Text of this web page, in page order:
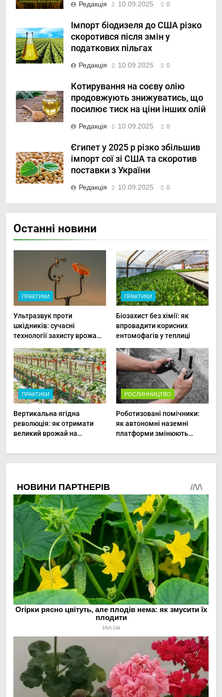
Редакція 10.09.2025 0
Імпорт біодизеля до США різко
скоротився після змін у
податкових пільгах
Редакція 10.09.2025 0
Котирування на соєву олію
продовжують знижуватись, що
посилює тиск на ціни інших олій
Редакція 10.09.2025 0
Єгипет у 2025 р різко збільшив
імпорт сої зі США та скоротив
поставки з України
Редакція 10.09.2025 0
Останні новини
ПРАКТИКИ
Ультразвук проти
шкідників: сучасні
технології захисту врожаю
ПРАКТИКИ
Біозахист без хімії: як
впровадити корисних
ентомофагів у теплиці
ПРАКТИКИ
Вертикальна ягідна
революція: як отримати
великий врожай на
РОСЛИННИЦТВО
Роботизовані помічники:
як автономні наземні
платформи змінюють
овочами